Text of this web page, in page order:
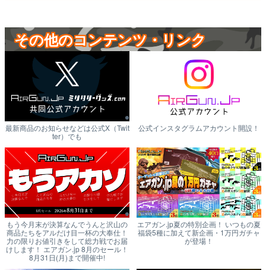
その他のコンテンツ・リンク
最新商品のお知らせなどは公式X（Twit
ter）でも
公式インスタグラムアカウント開設！
もう今月末が決算なんでうんと沢山の
商品たちをアルだけ目一杯の大奉仕！
力の限りお値引きをして総力戦でお届
けします！ エアガン.jp 8月のセール！
8月31日(月)まで開催中!
エアガン.jp夏の特別企画！ いつもの夏
福袋5種に加えて新企画・1万円ガチャ
が登場！